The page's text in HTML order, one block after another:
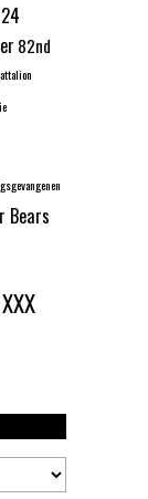
24
82nd
Bears
XXX